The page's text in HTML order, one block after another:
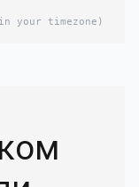
your timezone)